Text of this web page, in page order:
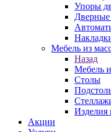
Упоры
Дверные
Мебель из
Назад
Мебель
Столы
Изделия
Акции